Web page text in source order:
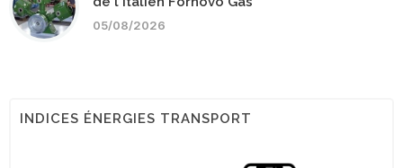
05/08/2026
INDICES ÉNERGIES TRANSPORT